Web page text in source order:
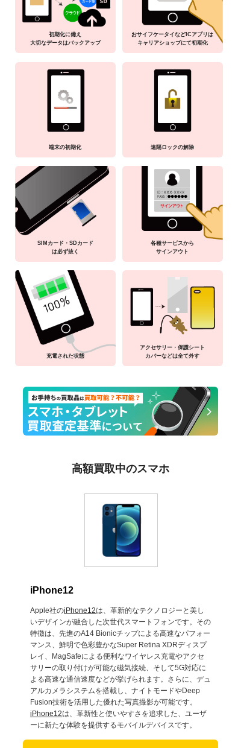
初期化に備え
大切なデータはバックアップ
おサイフケータイなどICアプリは
キャリアショップにて初期化
端末の初期化 遠隔ロックの解除
SIMカード・SDカード
は必ず抜く
各種サービスから
サインアウト
充電された状態
アクセサリー・保護シート
カバーなどは全て外す
高額買取中のスマホ
iPhone12
Apple社のiPhone12は、革新的なテクノロジーと美し
いデザインが融合した次世代スマートフォンです。その
特徴は、先進のA14 Bionicチップによる高速なパフォー
マンス、鮮明で色彩豊かなSuper Retina XDRディスプ
レイ、MagSafeによる便利なワイヤレス充電やアクセ
サリーの取り付けが可能な磁気接続、そして5G対応に
よる高速な通信速度などが挙げられます。さらに、デュ
アルカメラシステムを搭載し、ナイトモードやDeep
Fusion技術を活用した優れた写真撮影が可能です。
iPhone12は、革新性と使いやすさを追求した、ユーザ
ーに新たな体験を提供するモバイルデバイスです。